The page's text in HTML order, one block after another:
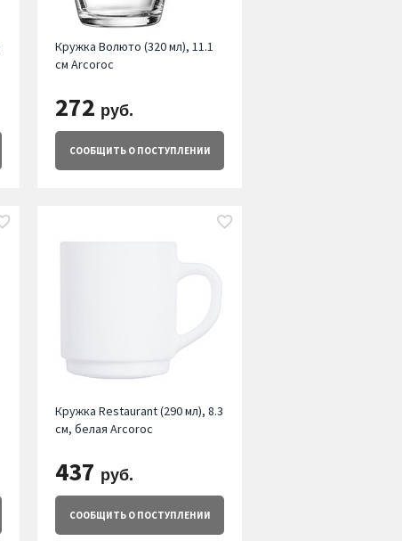
Кружка Волюто (320 мл), 11.1
см Arcoroc
272 руб.
СООБЩИТЬО ПОСТУПЛЕНИИ
Кружка Restaurant (290 мл), 8.3
см, белая Arcoroc
437 руб.
СООБЩИТЬО ПОСТУПЛЕНИИ